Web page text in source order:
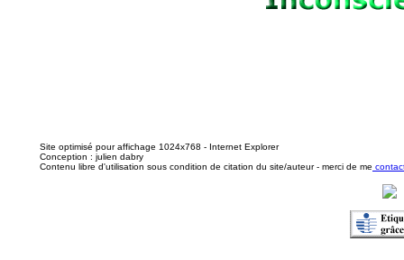
Site optimisé pour affichage 1024x768 - Internet Explorer
Conception : julien dabry
Contenu libre d'utilisation sous condition de citation du site/auteur - merci de me